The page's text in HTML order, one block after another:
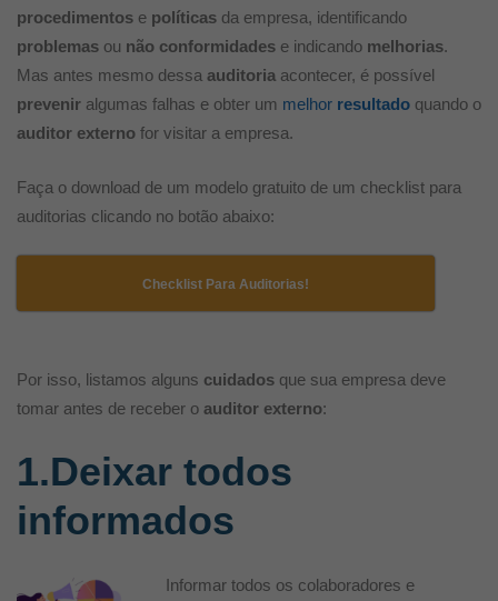
procedimentos e políticas da empresa, identificando
problemas ou não conformidades e indicando melhorias.
Mas antes mesmo dessa auditoria acontecer, é possível
prevenir algumas falhas e obter um melhor resultado quando o
auditor externo for visitar a empresa.
Faça o download de um modelo gratuito de um checklist para
auditorias clicando no botão abaixo:
Checklist Para Auditorias!
Por isso, listamos alguns cuidados que sua empresa deve
tomar antes de receber o auditor externo:
1.Deixar todos
informados
Informar todos os colaboradores e